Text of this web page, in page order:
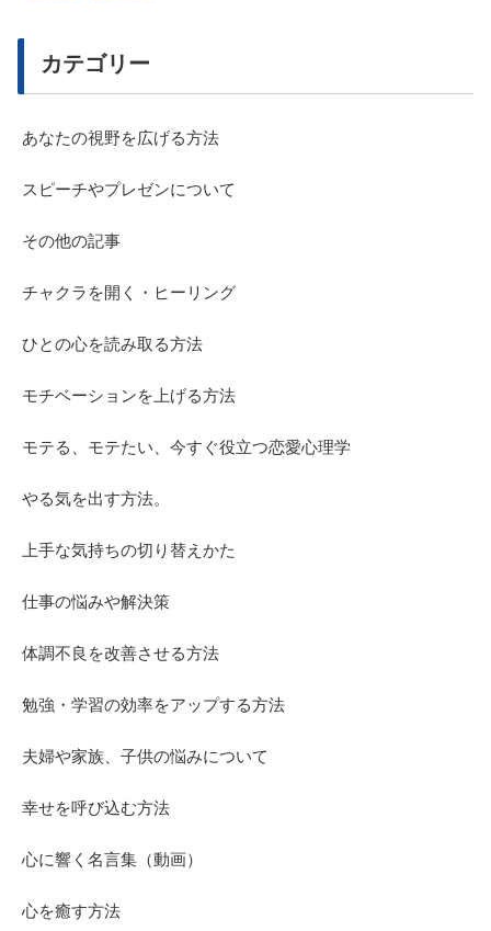
カテゴリー
あなたの視野を広げる方法
スピーチやプレゼンについて
その他の記事
チャクラを開く・ヒーリング
ひとの心を読み取る方法
モチベーションを上げる方法
モテる、モテたい、今すぐ役立つ恋愛心理学
やる気を出す方法。
上手な気持ちの切り替えかた
仕事の悩みや解決策
体調不良を改善させる方法
勉強・学習の効率をアップする方法
夫婦や家族、子供の悩みについて
幸せを呼び込む方法
心に響く名言集（動画）
心を癒す方法